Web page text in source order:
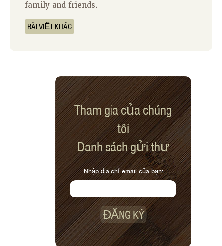
family and friends.
BÀI VIẾT KHÁC
Tham gia của chúng
tôi
Danh sách gửi thư
Nhập địa chỉ email của bạn:
ĐĂNG KÝ